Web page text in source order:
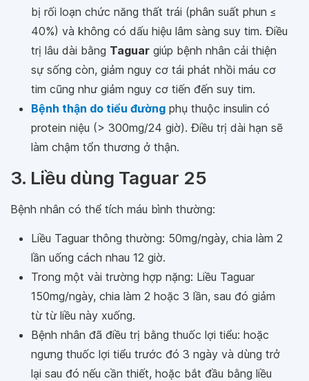
bị rối loạn chức năng thất trái (phân suất phun ≤
40%) và không có dấu hiệu lâm sàng suy tim. Ðiều
trị lâu dài bằng Taguar giúp bệnh nhân cải thiện
sự sống còn, giảm nguy cơ tái phát nhồi máu cơ
tim cũng như giảm nguy cơ tiến đến suy tim.
Bệnh thận do tiểu đường phụ thuộc insulin có
protein niệu (> 300mg/24 giờ). Ðiều trị dài hạn sẽ
làm chậm tổn thương ở thận.
3. Liều dùng Taguar 25
Bệnh nhân có thể tích máu bình thường:
Liều Taguar thông thường: 50mg/ngày, chia làm 2
lần uống cách nhau 12 giờ.
Trong một vài trường hợp nặng: Liều Taguar
150mg/ngày, chia làm 2 hoặc 3 lần, sau đó giảm
từ từ liều này xuống.
Bệnh nhân đã điều trị bằng thuốc lợi tiểu: hoặc
ngưng thuốc lợi tiểu trước đó 3 ngày và dùng trở
lại sau đó nếu cần thiết, hoặc bắt đầu bằng liều